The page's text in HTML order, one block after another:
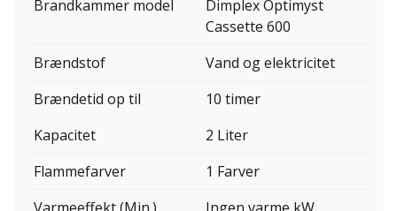
Brandkammer model
Dimplex Optimyst
Cassette 600
Brændstof
Vand og elektricitet
Brændetid op til
10 timer
Kapacitet
2 Liter
Flammefarver
1 Farver